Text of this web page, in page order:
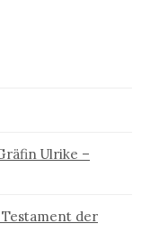
Ulrike –
Testament der